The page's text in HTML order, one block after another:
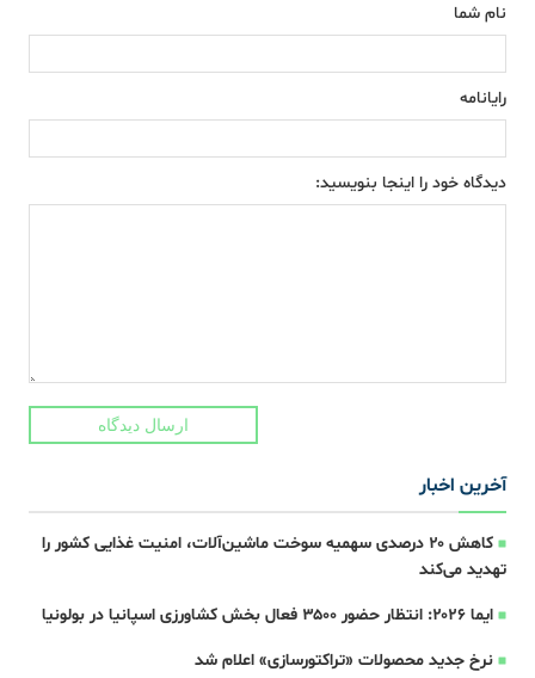
نام شما
رایانامه
دیدگاه خود را اینجا بنویسید:
ارسال دیدگاه
آخرین اخبار
کاهش ۲۰ درصدی سهمیه سوخت ماشین‌آلات، امنیت غذایی کشور را
تهدید می‌کند
ایما ۲۰۲۶: انتظار حضور ۳۵۰۰ فعال بخش کشاورزی اسپانیا در بولونیا
نرخ جدید محصولات «تراکتورسازی» اعلام شد